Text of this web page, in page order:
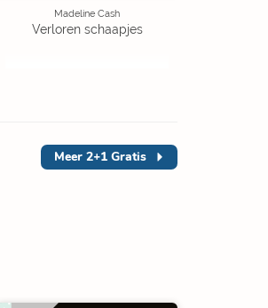
Madeline Cash
Verloren schaapjes
Meer 2+1 Gratis